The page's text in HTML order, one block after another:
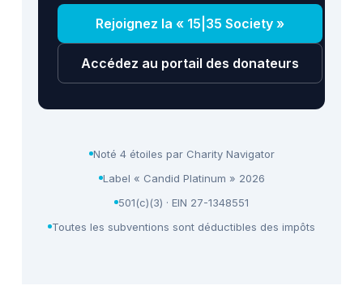
Rejoignez la « 15|35 Society »
Accédez au portail des donateurs
Noté 4 étoiles par Charity Navigator
Label « Candid Platinum » 2026
501(c)(3) · EIN 27-1348551
Toutes les subventions sont déductibles des impôts